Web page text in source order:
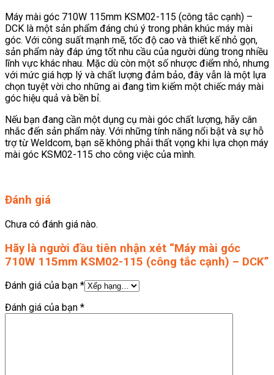
Máy mài góc 710W 115mm KSM02-115 (công tắc cạnh) –
DCK là một sản phẩm đáng chú ý trong phân khúc máy mài
góc. Với công suất mạnh mẽ, tốc độ cao và thiết kế nhỏ gọn,
sản phẩm này đáp ứng tốt nhu cầu của người dùng trong nhiều
lĩnh vực khác nhau. Mặc dù còn một số nhược điểm nhỏ, nhưng
với mức giá hợp lý và chất lượng đảm bảo, đây vẫn là một lựa
chọn tuyệt vời cho những ai đang tìm kiếm một chiếc máy mài
góc hiệu quả và bền bỉ.
Nếu bạn đang cần một dụng cụ mài góc chất lượng, hãy cân
nhắc đến sản phẩm này. Với những tính năng nổi bật và sự hỗ
trợ từ Weldcom, bạn sẽ không phải thất vọng khi lựa chọn máy
mài góc KSM02-115 cho công việc của mình.
Đánh giá
Chưa có đánh giá nào.
Hãy là người đầu tiên nhận xét “Máy mài góc
710W 115mm KSM02-115 (công tắc cạnh) – DCK”
Đánh giá của bạn *
Đánh giá của bạn *